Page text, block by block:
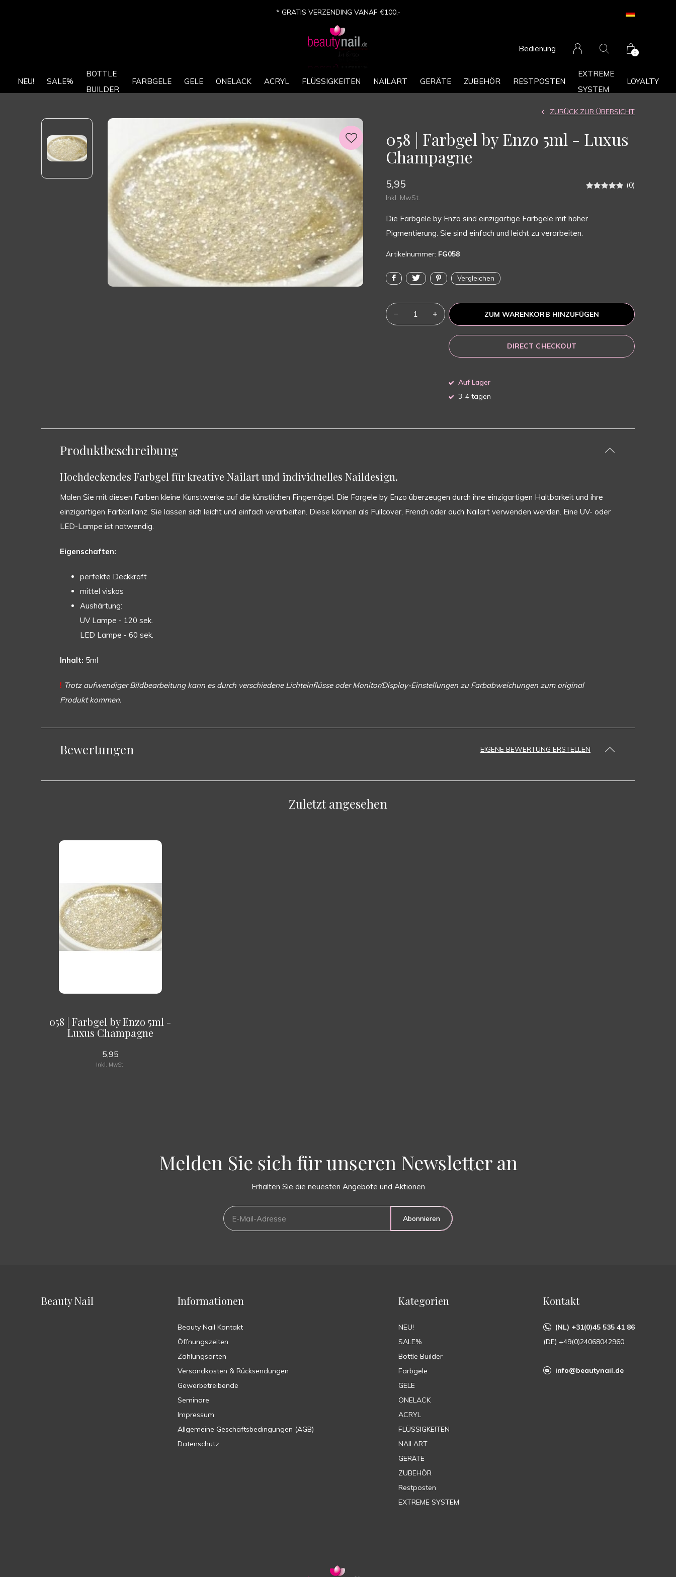
NEU! SALE%
BOTTLE
BUILDER
FARBGELE GELE ONELACK ACRYL FLÜSSIGKEITEN NAILART GERÄTE ZUBEHÖR RESTPOSTEN
EXTREME
SYSTEM
LOYALTY
Bedienung 0
* GRATIS VERZENDING VANAF €100,-
058 | Farbgel by Enzo 5ml - Luxus
Champagne
ZURÜCK ZUR ÜBERSICHT
5,95
Inkl. MwSt.
(0)
Die Farbgele by Enzo sind einzigartige Farbgele mit hoher
Pigmentierung. Sie sind einfach und leicht zu verarbeiten.
Artikelnummer: FG058
Vergleichen
ZUM WARENKORB HINZUFÜGEN
DIRECT CHECKOUT
Auf Lager
3-4 tagen
Produktbeschreibung
Hochdeckendes Farbgel für kreative Nailart und individuelles Naildesign.
Malen Sie mit diesen Farben kleine Kunstwerke auf die künstlichen Fingernägel. Die Fargele by Enzo überzeugen durch ihre einzigartigen Haltbarkeit und ihre
einzigartigen Farbbrillanz. Sie lassen sich leicht und einfach verarbeiten. Diese können als Fullcover, French oder auch Nailart verwenden werden. Eine UV- oder
LED-Lampe ist notwendig.
Eigenschaften:
perfekte Deckkraft
mittel viskos
Aushärtung:
UV Lampe - 120 sek.
LED Lampe - 60 sek.
Inhalt: 5ml
! Trotz aufwendiger Bildbearbeitung kann es durch verschiedene Lichteinflüsse oder Monitor/Display-Einstellungen zu Farbabweichungen zum original
Produkt kommen.
Bewertungen EIGENE BEWERTUNG ERSTELLEN
Zuletzt angesehen
058 | Farbgel by Enzo 5ml -
Luxus Champagne
5,95
Inkl. MwSt.
Melden Sie sich für unseren Newsletter an
Erhalten Sie die neuesten Angebote und Aktionen
Abonnieren
Beauty Nail Informationen
Beauty Nail Kontakt
Öffnungszeiten
Zahlungsarten
Versandkosten & Rücksendungen
Gewerbetreibende
Seminare
Impressum
Allgemeine Geschäftsbedingungen (AGB)
Datenschutz
Kategorien
NEU!
SALE%
Bottle Builder
Farbgele
GELE
ONELACK
ACRYL
FLÜSSIGKEITEN
NAILART
GERÄTE
ZUBEHÖR
Restposten
EXTREME SYSTEM
Kontakt
(NL) +31(0)45 535 41 86
(DE) +49(0)24068042960
info@beautynail.de